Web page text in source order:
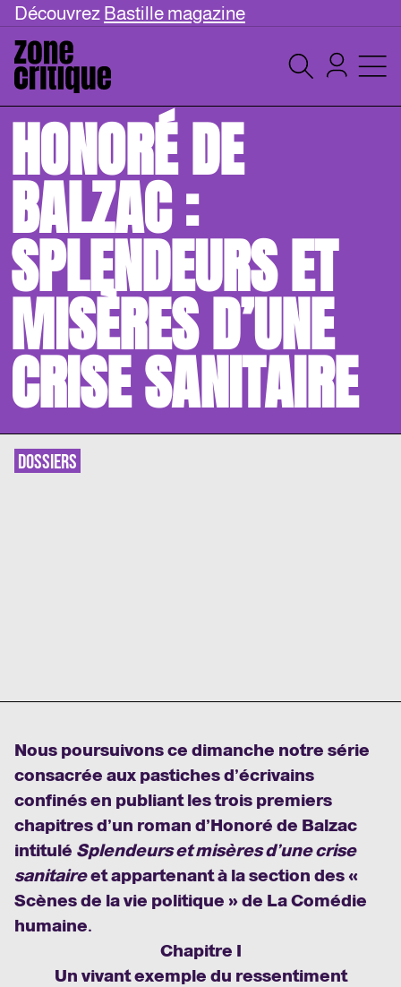
Découvrez Bastille magazine
HONORÉ DE
BALZAC :
SPLENDEURS ET
MISÈRES D’UNE
CRISE SANITAIRE
DOSSIERS
Nous poursuivons ce dimanche notre série
consacrée aux pastiches d’écrivains
confinés en publiant les trois premiers
chapitres d’un roman d’Honoré de Balzac
intitulé Splendeurs et misères d’une crise
sanitaireet appartenant à la section des «
Scènes de la vie politique » de La Comédie
humaine.
Chapitre I
Un vivant exemple du ressentiment